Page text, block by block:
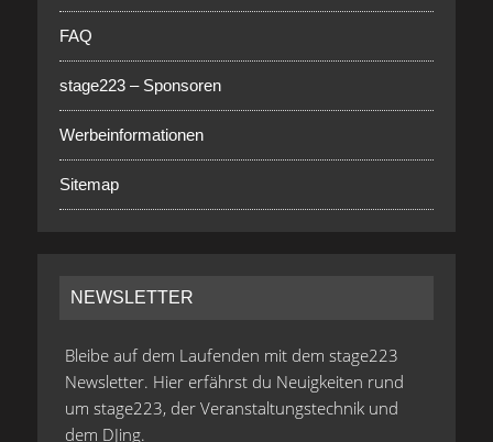
FAQ
stage223 – Sponsoren
Werbeinformationen
Sitemap
NEWSLETTER
Bleibe auf dem Laufenden mit dem stage223
Newsletter. Hier erfährst du Neuigkeiten rund
um stage223, der Veranstaltungstechnik und
dem DJing.